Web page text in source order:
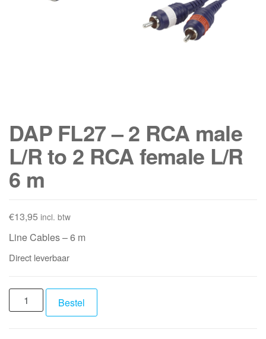
DAP FL27 – 2 RCA male
L/R to 2 RCA female L/R
6 m
€13,95 incl. btw
Line Cables – 6 m
Direct leverbaar
DAP
FL27
Bestel